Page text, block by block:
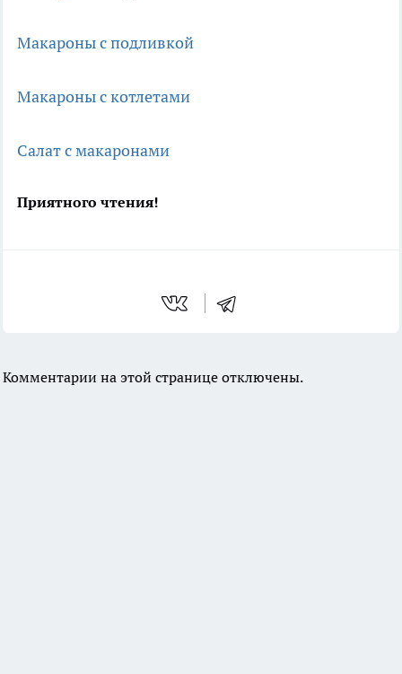
Макароны с подливкой
Макароны с котлетами
Салат с макаронами
Приятного чтения!
Комментарии на этой странице отключены.